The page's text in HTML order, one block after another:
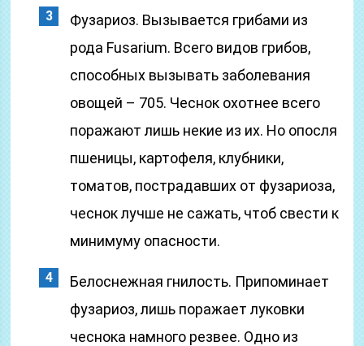
Фузариоз. Вызывается грибами из
рода Fusarium. Всего видов грибов,
способных вызывать заболевания
овощей – 705. Чеснок охотнее всего
поражают лишь некие из их. Но опосля
пшеницы, картофеля, клубники,
томатов, пострадавших от фузариоза,
чеснок лучше не сажать, чтоб свести к
минимуму опасности.
Белоснежная гнилость. Припоминает
фузариоз, лишь поражает луковки
чеснока намного резвее. Одно из